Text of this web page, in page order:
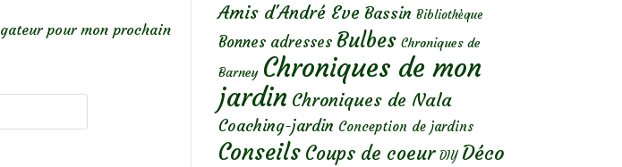
pour mon prochain
Amis d'André Eve Bassin Bibliothèque
Bonnes adresses Bulbes Chroniques de
Barney Chroniques de mon
jardin Chroniques de Nala
Coaching-jardin Conception de jardins
Conseils Coups de coeur DIY Déco